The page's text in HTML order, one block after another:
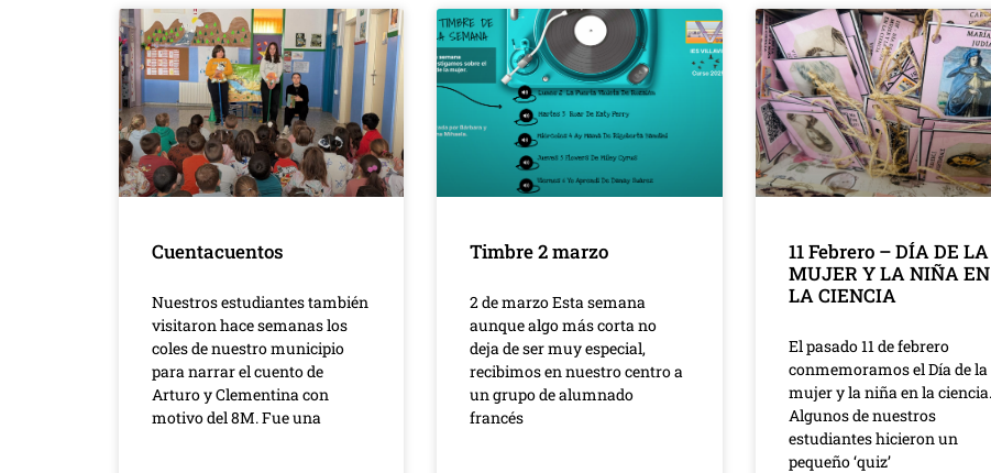
Cuentacuentos
Nuestros estudiantes también
visitaron hace semanas los
coles de nuestro municipio
para narrar el cuento de
Arturo y Clementina con
motivo del 8M. Fue una
Timbre 2 marzo
2 de marzo Esta semana
aunque algo más corta no
deja de ser muy especial,
recibimos en nuestro centro a
un grupo de alumnado
francés
11 Febrero – DÍA DE LA
MUJER Y LA NIÑA EN
LA CIENCIA
El pasado 11 de febrero
conmemoramos el Día de la
mujer y la niña en la ciencia.
Algunos de nuestros
estudiantes hicieron un
pequeño ‘quiz’